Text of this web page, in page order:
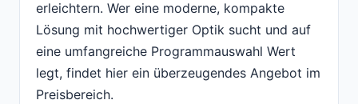
erleichtern. Wer eine moderne, kompakte
Lösung mit hochwertiger Optik sucht und auf
eine umfangreiche Programmauswahl Wert
legt, findet hier ein überzeugendes Angebot im
Preisbereich.